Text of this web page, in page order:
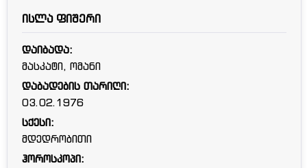
ისლა ფიშერი
დაიბადა:
მასკატი, ომანი
დაბადების თარიღი:
03.02.1976
სქესი:
მდედრობითი
ჰოროსკოპი: